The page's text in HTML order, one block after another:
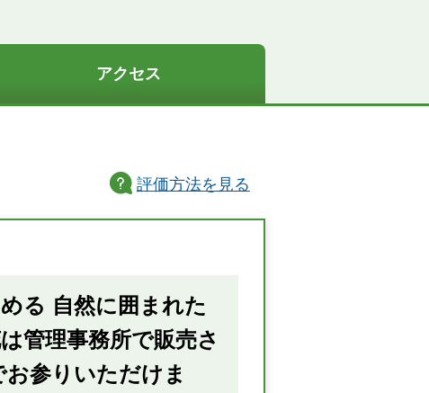
アクセス
評価方法を見る
る 自然に囲まれた
管理事務所で販売さ
参りいただけま